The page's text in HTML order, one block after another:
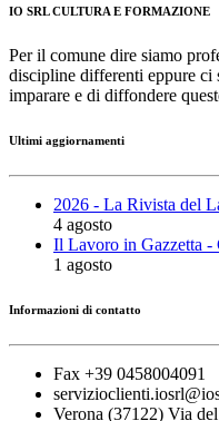
IO SRL CULTURA E FORMAZIONE
Per il comune dire siamo
discipline differenti eppure ci
imparare e di diffondere
Ultimi aggiornamenti
2026 - La Rivista del
4 agosto
Il Lavoro in Gazzetta -
1 agosto
Informazioni di contatto
Fax +39 0458004091
Verona (37122) Via